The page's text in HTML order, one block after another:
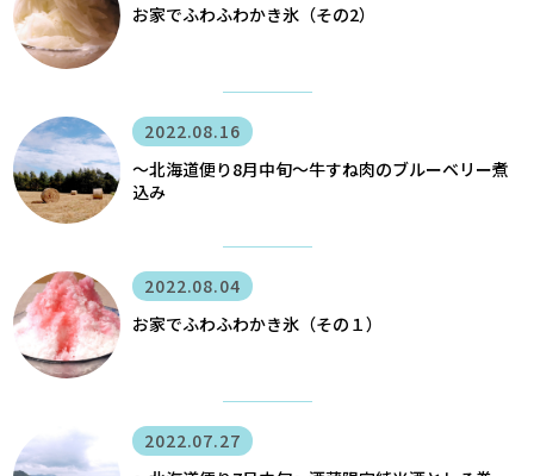
お家でふわふわかき氷（その2）
2022.08.16
〜北海道便り8月中旬～牛すね肉のブルーベリー煮
込み
2022.08.04
お家でふわふわかき氷（その１）
2022.07.27